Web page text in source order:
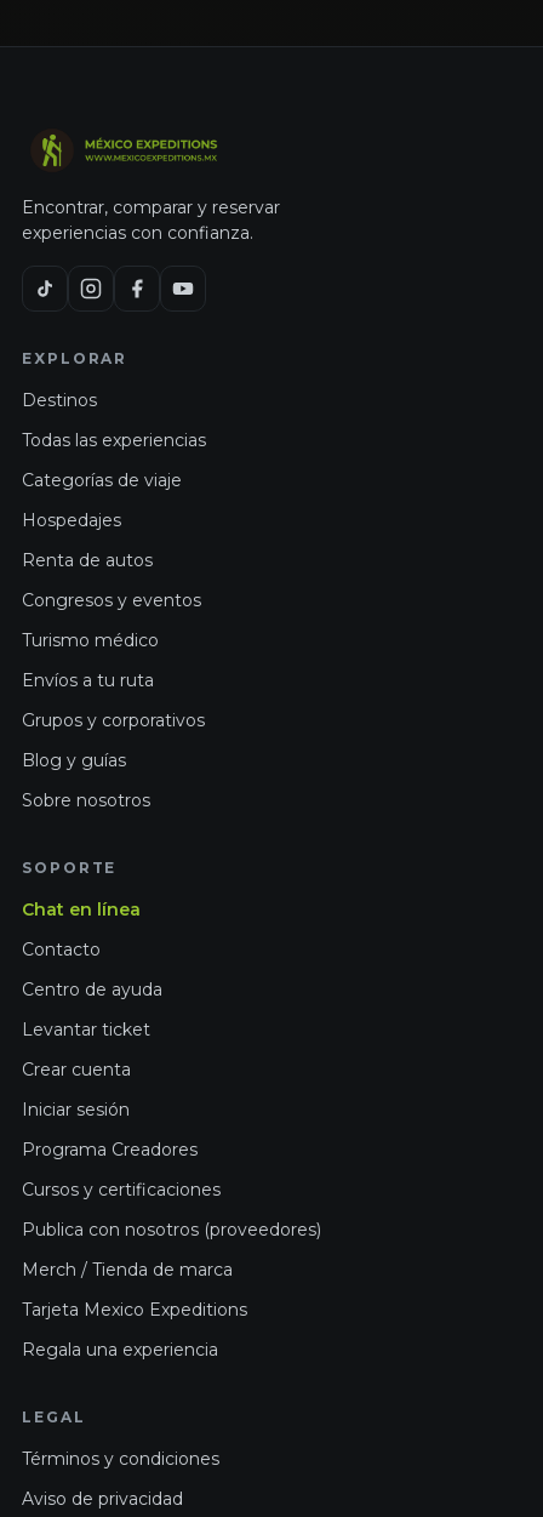
Encontrar, comparar y reservar
experiencias con confianza.
EXPLORAR
Destinos
Todas las experiencias
Categorías de viaje
Hospedajes
Renta de autos
Congresos y eventos
Turismo médico
Envíos a tu ruta
Grupos y corporativos
Blog y guías
Sobre nosotros
SOPORTE
Chat en línea
Contacto
Centro de ayuda
Levantar ticket
Crear cuenta
Iniciar sesión
Programa Creadores
Cursos y certificaciones
Publica con nosotros (proveedores)
Merch / Tienda de marca
Tarjeta Mexico Expeditions
Regala una experiencia
LEGAL
Términos y condiciones
Aviso de privacidad